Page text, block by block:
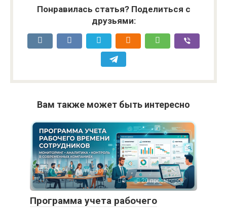
Понравилась статья? Поделиться с
друзьями:
Вам также может быть интересно
01.07.2026
Windows
0
20 просмотров
Программа учета рабочего